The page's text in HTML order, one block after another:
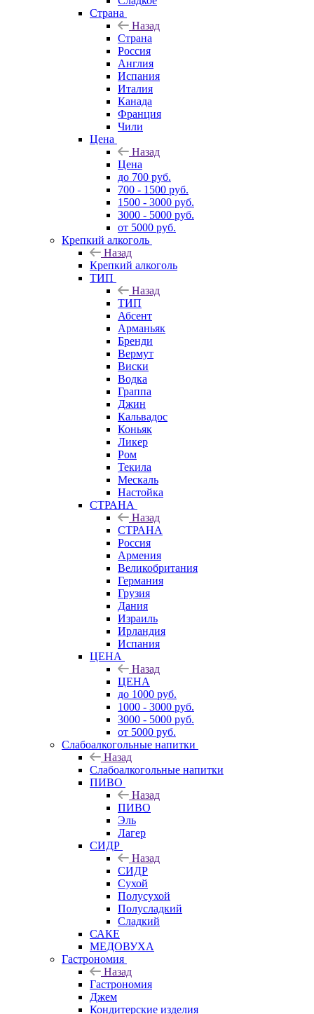
Страна
Назад
Страна
Россия
Англия
Испания
Италия
Канада
Франция
Чили
Цена
Назад
Цена
до 700 руб.
700 - 1500 руб.
1500 - 3000 руб.
3000 - 5000 руб.
от 5000 руб.
Крепкий алкоголь
Назад
Крепкий алкоголь
ТИП
Назад
ТИП
Абсент
Арманьяк
Бренди
Вермут
Виски
Водка
Граппа
Джин
Кальвадос
Коньяк
Ликер
Ром
Текила
Мескаль
Настойка
СТРАНА
Назад
СТРАНА
Россия
Армения
Великобритания
Германия
Грузия
Дания
Израиль
Ирландия
Испания
ЦЕНА
Назад
ЦЕНА
до 1000 руб.
1000 - 3000 руб.
3000 - 5000 руб.
от 5000 руб.
Слабоалкогольные напитки
Назад
Слабоалкогольные напитки
ПИВО
Назад
ПИВО
Эль
Лагер
СИДР
Назад
СИДР
Сухой
Полусухой
Полусладкий
Сладкий
САКЕ
МЕДОВУХА
Гастрономия
Назад
Гастрономия
Джем
Кондитерские изделия